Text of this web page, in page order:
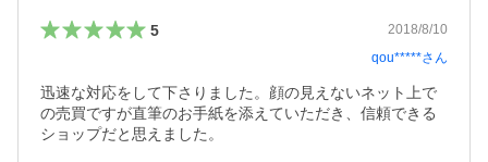
5
2018/8/10
qou*****さん
迅速な対応をして下さりました。顔の見えないネット上で
の売買ですが直筆のお手紙を添えていただき、信頼できる
ショップだと思えました。